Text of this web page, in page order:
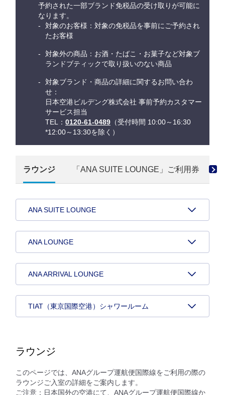
予約された一部ブランド免税品の受け取りが可能に
なります。
対象のお客様：対象の免税品を事前にご予約され
たお客様
対象外の商品：お酒・たばこ・お菓子など対象ブ
ランドブティックで取り扱いのない商品
対象ブランド・商品の詳細に関するお問い合わ
せ：
日本空港ビルデング株式会社 事前予約カスタマー
サービス担当
TEL： 0120-61-0489 （受付時間 10:00～16:30
*12:00～13:30を除く）
ラウンジ 「ANA SUITE LOUNGE」ご利用券
ANA SUITE LOUNGE
ANA LOUNGE
ANA ARRIVAL LOUNGE
TIAT（東京国際空港）シャワールーム
ラウンジ
このページでは、ANAグループ運航便国際線をご利用の際の
ラウンジご入室の詳細をご案内します。
ご注意：日本国外の空港にて、ANAグループ運航便国際線か